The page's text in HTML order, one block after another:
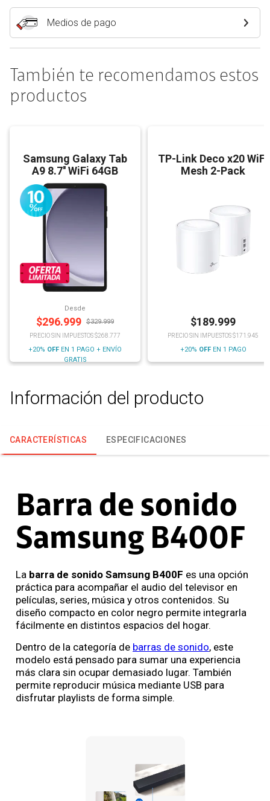
Medios de pago
También te recomendamos estos
productos
Samsung Galaxy Tab
A9 8.7'' WiFi 64GB
Desde
$296.999 $329.999
PRECIO SIN IMPUESTOS $268.777
+20% OFF EN 1 PAGO + ENVÍO
GRATIS
TP-Link Deco x20 WiFi
Mesh 2-Pack
$189.999
PRECIO SIN IMPUESTOS $171.945
+20% OFFEN 1 PAGO
Información del producto
CARACTERÍSTICAS ESPECIFICACIONES
Barra de sonido
Samsung B400F
La barra de sonido Samsung B400F es una opción
práctica para acompañar el audio del televisor en
películas, series, música y otros contenidos. Su
diseño compacto en color negro permite integrarla
fácilmente en distintos espacios del hogar.
Dentro de la categoría de barras de sonido, este
modelo está pensado para sumar una experiencia
más clara sin ocupar demasiado lugar. También
permite reproducir música mediante USB para
disfrutar playlists de forma simple.